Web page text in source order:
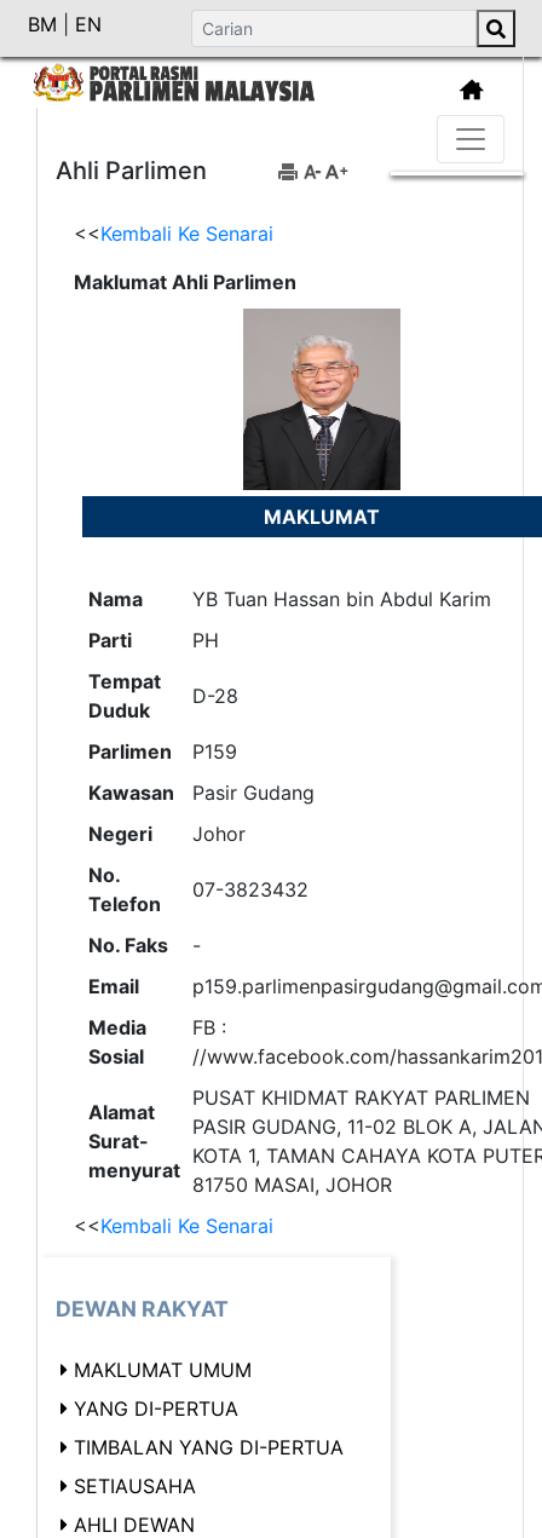
BM EN
Ahli Parlimen
<<Kembali Ke Senarai
Maklumat Ahli Parlimen
MAKLUMAT
Nama
YB Tuan Hassan bin Abdul Karim
Parti
PH
Tempat
Duduk
D-28
Parlimen
P159
Kawasan
Pasir Gudang
Negeri
Johor
No.
Telefon
07-3823432
No. Faks
-
Email
Media
Sosial
FB :
//www.facebook.com/
Alamat
Surat-
menyurat
PUSAT KHIDMAT RAKYAT PARLIMEN
PASIR GUDANG, 11-02 BLOK A,
KOTA 1, TAMAN CAHAYA KOTA
81750 MASAI, JOHOR
<<Kembali Ke Senarai
DEWAN RAKYAT
MAKLUMAT UMUM
YANG DI-PERTUA
TIMBALAN YANG DI-PERTUA
SETIAUSAHA
AHLI DEWAN